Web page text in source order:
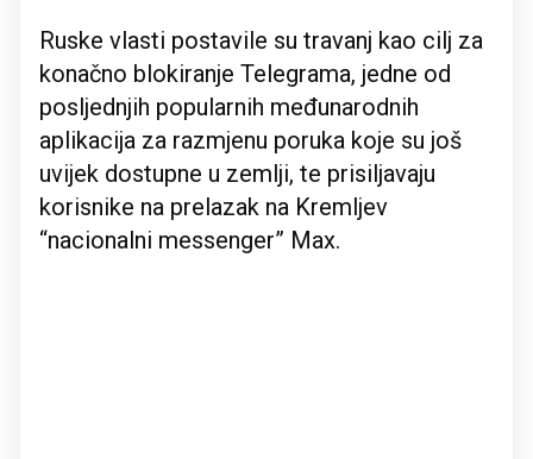
Ruske vlasti postavile su travanj kao cilj za
konačno blokiranje Telegrama, jedne od
posljednjih popularnih međunarodnih
aplikacija za razmjenu poruka koje su još
uvijek dostupne u zemlji, te prisiljavaju
korisnike na prelazak na Kremljev
“nacionalni messenger” Max.